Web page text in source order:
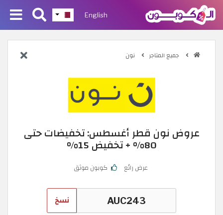
English
جميع المتاجر نون
عروض نون قطر أغسطس: تخفيضات حتى
80% + تخفيض 15%
عرض رائع كوبون موثق
نسخ